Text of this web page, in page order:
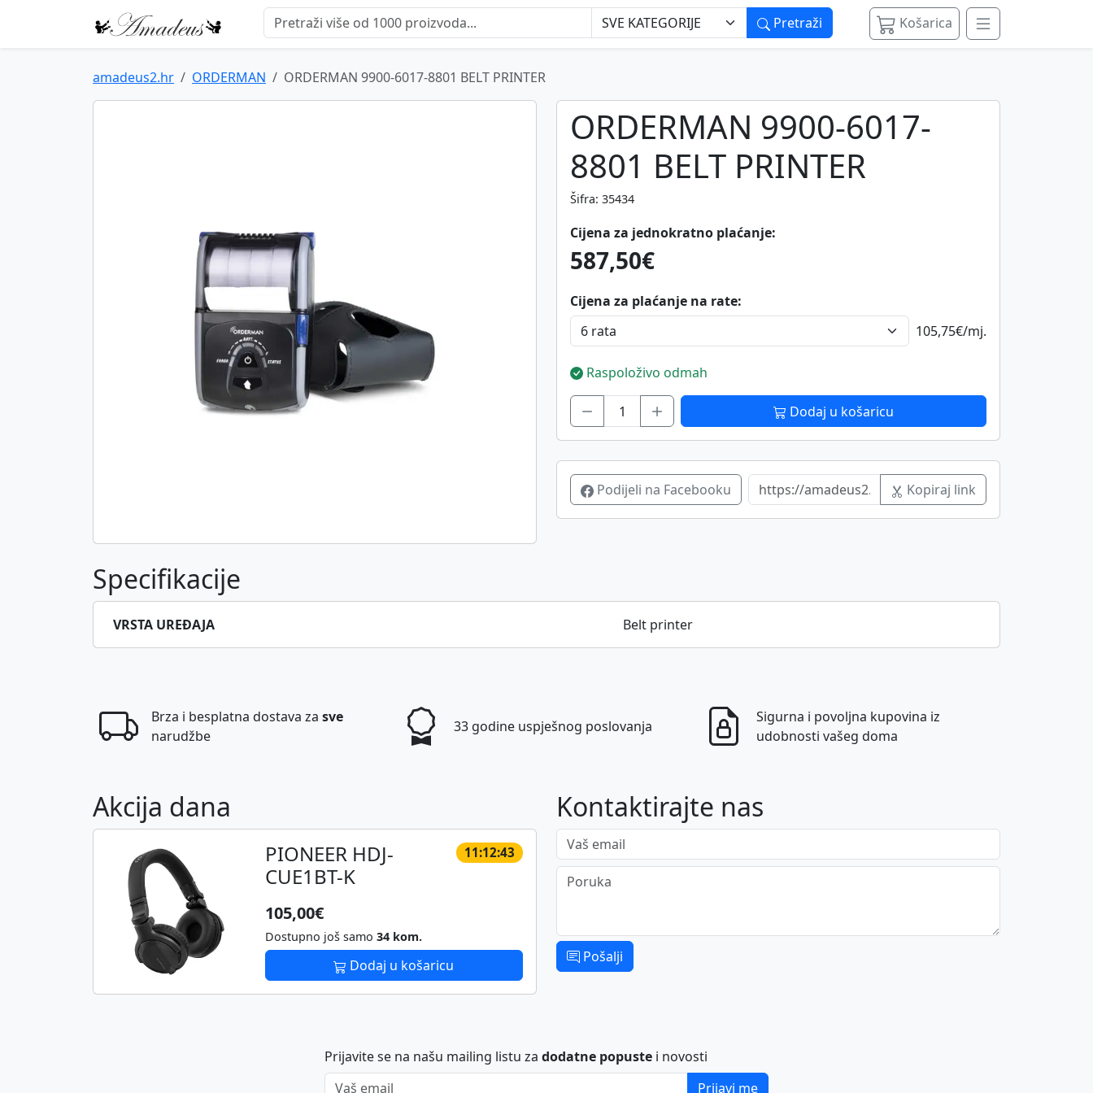
Pretraži Košarica
amadeus2.hr ORDERMAN ORDERMAN 9900-6017-8801 BELT PRINTER
ORDERMAN 9900-6017-
8801 BELT PRINTER
Šifra: 35434
Cijena za jednokratno plaćanje:
587,50€
Cijena za plaćanje na rate:
105,75€/mj.
Raspoloživo odmah
Dodaj u košaricu
Podijeli na Facebooku Kopiraj link
Specifikacije
VRSTA UREĐAJA Belt printer
Brza i besplatna dostava za sve
narudžbe
33 godine uspješnog poslovanja
Sigurna i povoljna kupovina iz
udobnosti vašeg doma
Akcija dana
11:12:43
PIONEER HDJ-
CUE1BT-K
105,00€
Dostupno još samo 34 kom.
Dodaj u košaricu
Kontaktirajte nas
Vaš email
Poruka
Pošalji
Prijavite se na našu mailing listu za dodatne popuste i novosti
Vaš email
Prijavi me